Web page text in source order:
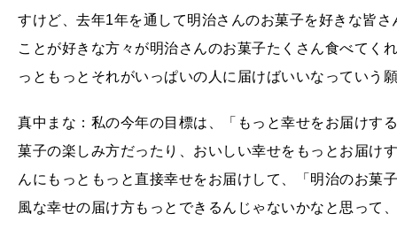
すけど、去年1年を通して明治さんのお菓子を好きな皆
ことが好きな方々が明治さんのお菓子たくさん食べてく
っともっとそれがいっぱいの人に届けばいいなっていう
真中まな：私の今年の目標は、「もっと幸せをお届けす
菓子の楽しみ方だったり、おいしい幸せをもっとお届け
んにもっともっと直接幸せをお届けして、「明治のお菓
風な幸せの届け方もっとできるんじゃないかなと思って